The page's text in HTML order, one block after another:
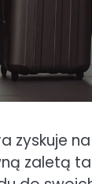
zyskuje
zaletą